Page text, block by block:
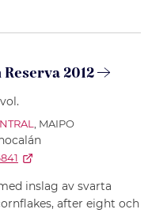
2012
, MAIPO
inslag av svarta
after eight och